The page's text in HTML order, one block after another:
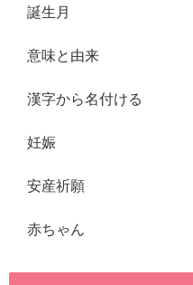
誕生月
意味と由来
漢字から名付ける
妊娠
安産祈願
赤ちゃん